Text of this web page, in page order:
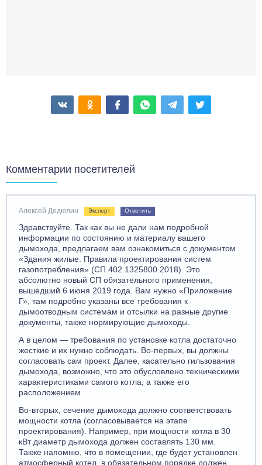
Комментарии посетителей
Алексей Дедюлин Эксперт Ответить
Здравствуйте. Так как вы не дали нам подробной
информации по состоянию и материалу вашего
дымохода, предлагаем вам ознакомиться с документом
«Здания жилые. Правила проектирования систем
газопотребления» (СП 402.1325800.2018). Это
абсолютно новый СП обязательного применения,
вышедший 6 июня 2019 года. Вам нужно «Приложение
Г», там подробно указаны все требования к
дымоотводным системам и отсылки на разные другие
документы, также нормирующие дымоходы.
А в целом — требования по установке котла достаточно
жесткие и их нужно соблюдать. Во-первых, вы должны
согласовать сам проект. Далее, касательно гильзования
дымохода, возможно, что это обусловлено техническими
характеристиками самого котла, а также его
расположением.
Во-вторых, сечение дымохода должно соответствовать
мощности котла (согласовывается на этапе
проектирования). Например, при мощности котла в 30
кВт диаметр дымохода должен составлять 130 мм.
Также напомню, что в помещении, где будет установлен
атмосферный котел, в обязательном порядке должен